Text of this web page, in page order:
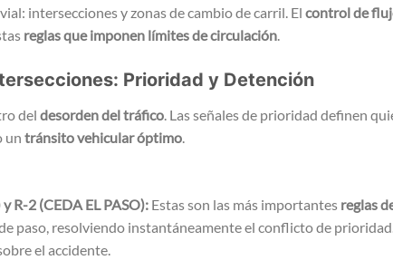
intersecciones y zonas de cambio de carril. El control de
reglas que imponen límites de circulación.
Prioridad y Detención
del desorden del tráfico. Las señales de prioridad definen
un tránsito vehicular óptimo.
y R-2 (CEDA EL PASO):Estas son las más importantes reglas
paso, resolviendo instantáneamente el conflicto de
el accidente.